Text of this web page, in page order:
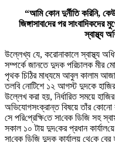
“আমি কোন দুর্নীতি করিনি,
জিঙ্গাসাবা‌দের পর
স্বাস্থ্য
উল্লেখ্য যে, করোনাকালে স্বাস্থ্য
সম্পর্কে জানতে দুদক পরিচালক মীর
পৃথক চিঠির মাধ্যমে আবুল কালাম
তলবি নোটিশে ১২ আগস্ট দুদকে
উল্লেখ করা হয়, নির্ধারিত সময়ে
অভিযোগসংক্রান্ত বিষয়ে তাঁর কোনো
সে প‌রি‌প্রে‌ক্ষি‌তে সা‌বেক ডি‌জি সহ
সকাল ১০ টায় দুদ‌কের প্রধান কার্যাল‌য়ে
সা‌বেক ডি‌জি দুদক কার্যালয় থে‌কে